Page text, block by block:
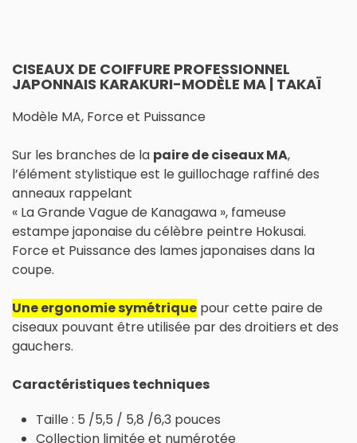
CISEAUX DE COIFFURE PROFESSIONNEL
JAPONNAIS KARAKURI-MODÈLE MA | TAKAÏ
Modèle MA, Force et Puissance
Sur les branches de la paire de ciseaux MA,
l’élément stylistique est le guillochage raffiné des
anneaux rappelant
« La Grande Vague de Kanagawa », fameuse
estampe japonaise du célèbre peintre Hokusai.
Force et Puissance des lames japonaises dans la
coupe.
Une ergonomie symétrique pour cette paire de
ciseaux pouvant être utilisée par des droitiers et des
gauchers.
Caractéristiques techniques
Taille : 5 /5,5 / 5,8 /6,3 pouces
Collection limitée et numérotée